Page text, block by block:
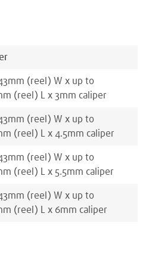
mm (reel) W x up to
(reel) L x 3mm caliper
mm (reel) W x up to
(reel) L x 4.5mm caliper
mm (reel) W x up to
(reel) L x 5.5mm caliper
mm (reel) W x up to
(reel) L x 6mm caliper